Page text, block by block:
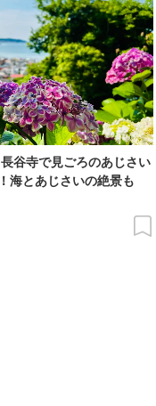
谷寺で見ごろのあじさい
海とあじさいの絶景も